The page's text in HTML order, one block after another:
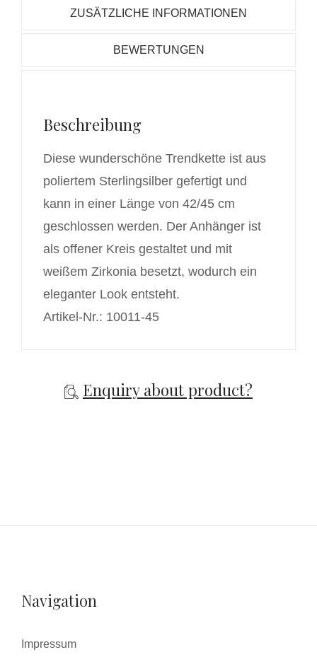
ZUSÄTZLICHE INFORMATIONEN
BEWERTUNGEN
Beschreibung
Diese wunderschöne Trendkette ist aus
poliertem Sterlingsilber gefertigt und
kann in einer Länge von 42/45 cm
geschlossen werden. Der Anhänger ist
als offener Kreis gestaltet und mit
weißem Zirkonia besetzt, wodurch ein
eleganter Look entsteht.
Artikel-Nr.: 10011-45
Enquiry about product?
Navigation
Impressum